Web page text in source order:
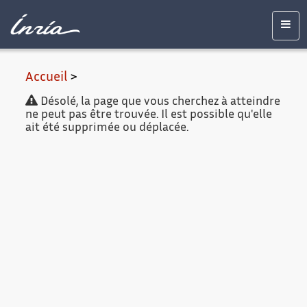
Mentions
Accueil >
Désolé, la page que vous cherchez à atteindre
ne peut pas être trouvée. Il est possible qu'elle
ait été supprimée ou déplacée.